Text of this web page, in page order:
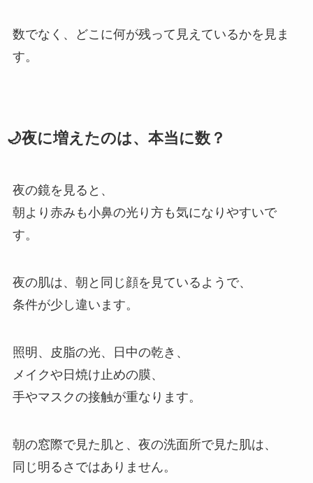
数でなく、どこに何が残って見えているかを見ま
す。
🌙夜に増えたのは、本当に数？
夜の鏡を見ると、
朝より赤みも小鼻の光り方も気になりやすいで
す。
夜の肌は、朝と同じ顔を見ているようで、
条件が少し違います。
照明、皮脂の光、日中の乾き、
メイクや日焼け止めの膜、
手やマスクの接触が重なります。
朝の窓際で見た肌と、夜の洗面所で見た肌は、
同じ明るさではありません。